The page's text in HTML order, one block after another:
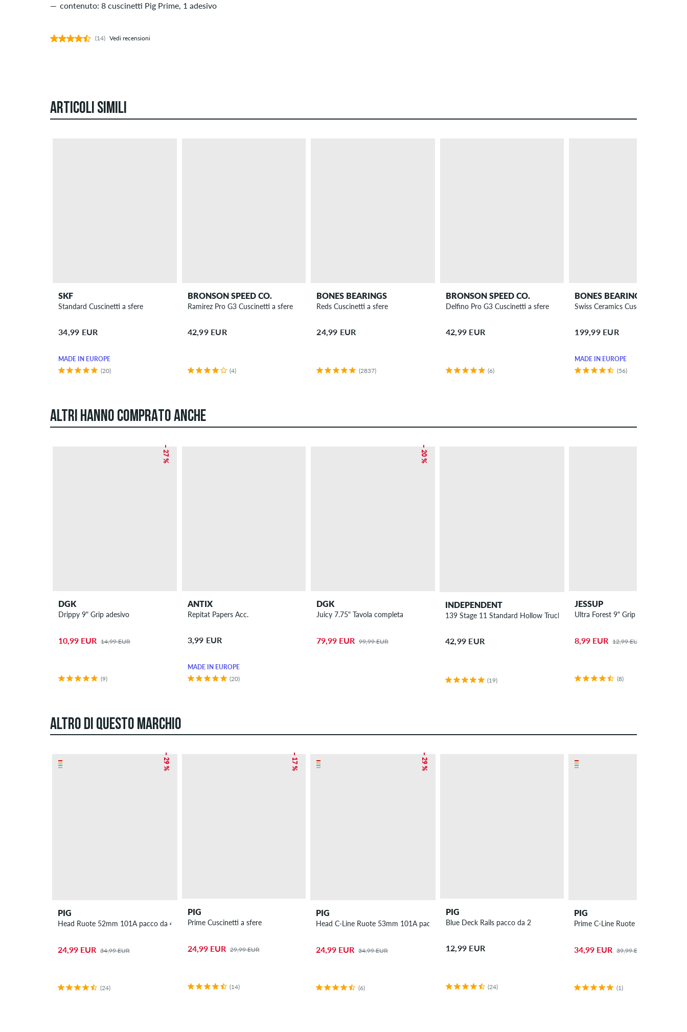
contenuto: 8 cuscinetti Pig Prime, 1 adesivo
(14) Vedi recensioni
ARTICOLI SIMILI
SKF
Standard Cuscinetti a sfere
34,99 EUR
MADE IN EUROPE
(20)
BRONSON SPEED CO.
Ramirez Pro G3 Cuscinetti a sfere
42,99 EUR
(4)
BONES BEARINGS
Reds Cuscinetti a sfere
24,99 EUR
(2837)
BRONSON SPEED CO.
Delfino Pro G3 Cuscinetti a sfere
42,99 EUR
(6)
BONES BEARINGS
Swiss Ceramics Cuscinetti a sfere
199,99 EUR
MADE IN EUROPE
(56)
ALTRI HANNO COMPRATO ANCHE
– 27 %
DGK
Drippy 9" Grip adesivo
10,99 EUR 14,99 EUR
(9)
ANTIX
Repitat Papers Acc.
3,99 EUR
MADE IN EUROPE
(20)
– 20 %
DGK
Juicy 7.75" Tavola completa
79,99 EUR 99,99 EUR
INDEPENDENT
139 Stage 11 Standard Hollow Truck 8"
42,99 EUR
(19)
JESSUP
Ultra Forest 9" Grip adesivo
8,99 EUR 12,99 EUR
(8)
ALTRO DI QUESTO MARCHIO
– 29 %
PIG
Head Ruote 52mm 101A pacco da 4
24,99 EUR 34,99 EUR
(24)
– 17 %
PIG
Prime Cuscinetti a sfere
24,99 EUR 29,99 EUR
(14)
– 29 %
PIG
Head C-Line Ruote 53mm 101A pacco da 4
24,99 EUR 34,99 EUR
(6)
PIG
Blue Deck Rails pacco da 2
12,99 EUR
(24)
PIG
Prime C-Line Ruote 53mm 101A
34,99 EUR 39,99 EUR
(1)